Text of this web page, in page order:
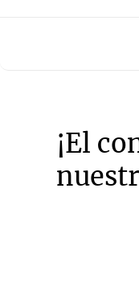
¡El